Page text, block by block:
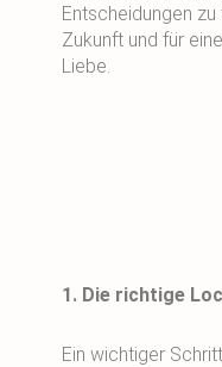
Entscheidungen
Zukunft und für
Liebe.
1. Die richtige
Ein wichtiger